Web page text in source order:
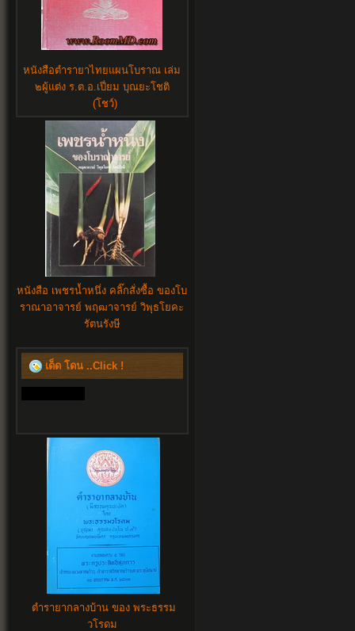
หนังสือตำรายาไทยแผนโบราณ เล่ม
๒ผู้แต่ง ร.ต.อ.เปี่ยม บุณยะโชติ
(โชว์)
หนังสือ เพชรน้ำหนึ่ง คลิ๊กสั่งซื้อ ของโบ
ราณาอาจารย์ พฤฒาจารย์ วิพุธโยคะ
รัตนรังษี
เด็ด โดน ..Click !
ตำรายากลางบ้าน ของ พระธรรม
วโรดม